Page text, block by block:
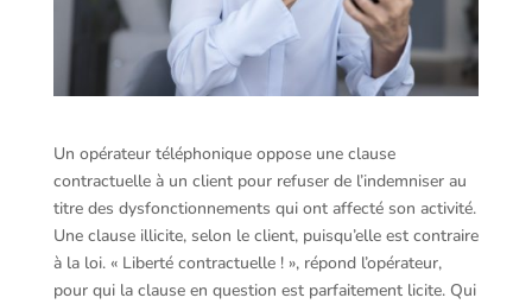
Un opérateur téléphonique oppose une clause
contractuelle à un client pour refuser de l’indemniser au
titre des dysfonctionnements qui ont affecté son activité.
Une clause illicite, selon le client, puisqu’elle est contraire
à la loi. « Liberté contractuelle ! », répond l’opérateur,
pour qui la clause en question est parfaitement licite. Qui